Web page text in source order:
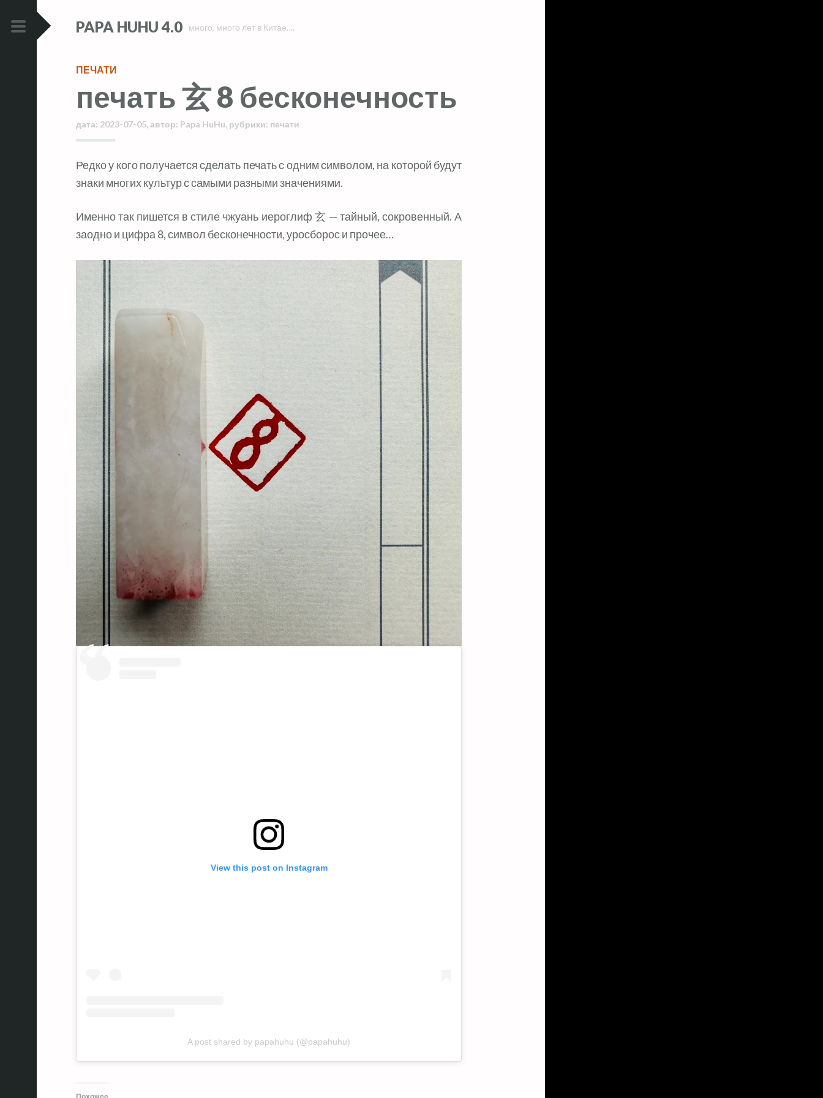
PRIMARY
PAPA HUHU 4.0 много, много лет в Китае….
ПЕЧАТИ
печать 玄 8 бесконечность
дата: 2023-07-05,автор: Papa HuHu, рубрики: печати
Редко у кого получается сделать печать с одним символом, на которой будут
знаки многих культур с самыми разными значениями.
Именно так пишется в стиле чжуань иероглиф 玄 — тайный, сокровенный. А
заодно и цифра 8, символ бесконечности, уросборос и прочее…
View this post on Instagram
A post shared by papahuhu (@papahuhu)